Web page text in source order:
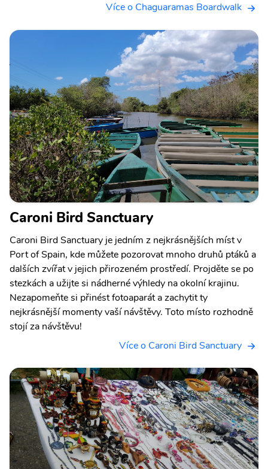
Více o Chaguaramas Boardwalk
Caroni Bird Sanctuary
Caroni Bird Sanctuary je jedním z nejkrásnějších míst v
Port of Spain, kde můžete pozorovat mnoho druhů ptáků a
dalších zvířat v jejich přirozeném prostředí. Projděte se po
stezkách a užijte si nádherné výhledy na okolní krajinu.
Nezapomeňte si přinést fotoaparát a zachytit ty
nejkrásnější momenty vaší návštěvy. Toto místo rozhodně
stojí za návštěvu!
Více o Caroni Bird Sanctuary